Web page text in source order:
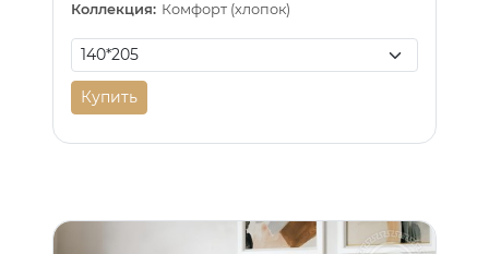
Коллекция: Комфорт (хлопок)
Купить